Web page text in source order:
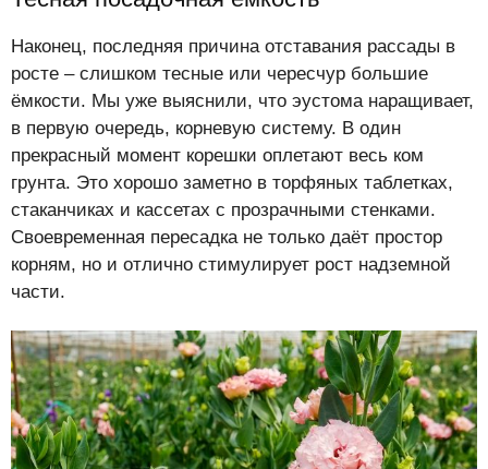
Наконец, последняя причина отставания рассады в
росте – слишком тесные или чересчур большие
ёмкости. Мы уже выяснили, что эустома наращивает,
в первую очередь, корневую систему. В один
прекрасный момент корешки оплетают весь ком
грунта. Это хорошо заметно в торфяных таблетках,
стаканчиках и кассетах с прозрачными стенками.
Своевременная пересадка не только даёт простор
корням, но и отлично стимулирует рост надземной
части.